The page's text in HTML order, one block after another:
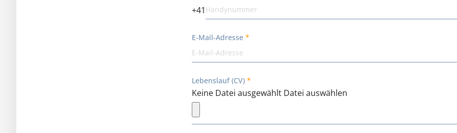
+41
E-Mail-Adresse
Lebenslauf (CV)
Keine Datei ausgewählt Datei auswählen